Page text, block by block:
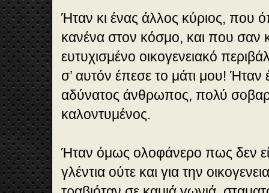
Ήταν κι ένας άλλος κύριος, που
κανένα στον κόσμο, και που σαν
ευτυχισμένο οικογενειακό
σ’ αυτόν έπεσε το μάτι μου! Ήταν
αδύνατος άνθρωπος, πολύ
καλοντυμένος.
Ήταν όμως ολοφάνερο πως δεν
γλέντια ούτε και για την